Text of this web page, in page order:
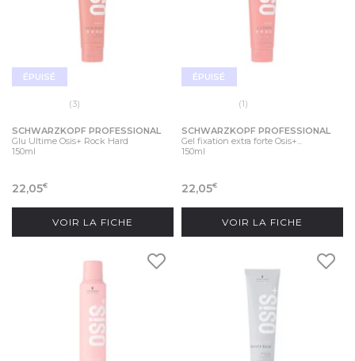
ÉPUISÉ
(3)
SCHWARZKOPF PROFESSIONAL
Glu Ultime Osis+ Rock Hard
150ml
22,05€
VOIR LA FICHE
ÉPUISÉ
(1)
SCHWARZKOPF PROFESSIONAL
Gel fixation extra forte Osis+...
150ml
22,05€
VOIR LA FICHE